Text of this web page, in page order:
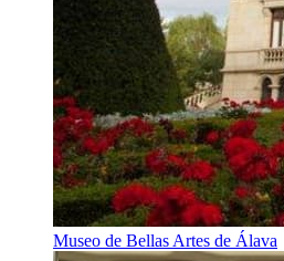
Museo de Bellas Artes de Álava